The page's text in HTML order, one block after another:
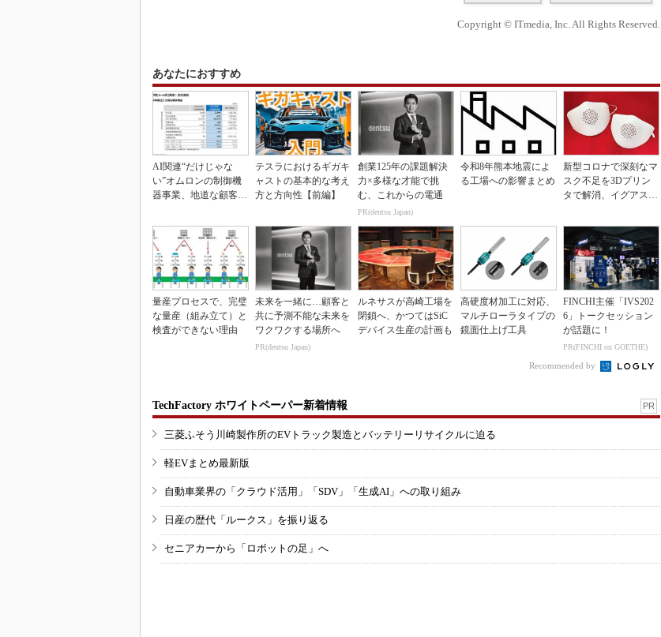
Copyright © ITmedia, Inc. All Rights Reserved.
あなたにおすすめ
AI関連“だけじゃな
い”オムロンの制御機
器事業、地道な顧客基
テスラにおけるギガキ
ャストの基本的な考え
方と方向性【前編】
創業125年の課題解決
力×多様な才能で挑
む、これからの電通
PR(dentsu Japan)
令和8年熊本地震によ
る工場への影響まとめ
新型コロナで深刻なマ
スク不足を3Dプリン
タで解消、イグアスが
量産プロセスで、完璧
な量産（組み立て）と
検査ができない理由
未来を一緒に…顧客と
共に予測不能な未来を
ワクワクする場所へ
PR(dentsu Japan)
ルネサスが高崎工場を
閉鎖へ、かつてはSiC
デバイス生産の計画も
高硬度材加工に対応、
マルチローラタイプの
鏡面仕上げ工具
FINCHI主催「IVS202
6」トークセッション
が話題に！
PR(FINCHI on GOETHE)
Recommended by
TechFactory ホワイトペーパー新着情報 PR
三菱ふそう川崎製作所のEVトラック製造とバッテリーリサイクルに迫る
軽EVまとめ最新版
自動車業界の「クラウド活用」「SDV」「生成AI」への取り組み
日産の歴代「ルークス」を振り返る
セニアカーから「ロボットの足」へ